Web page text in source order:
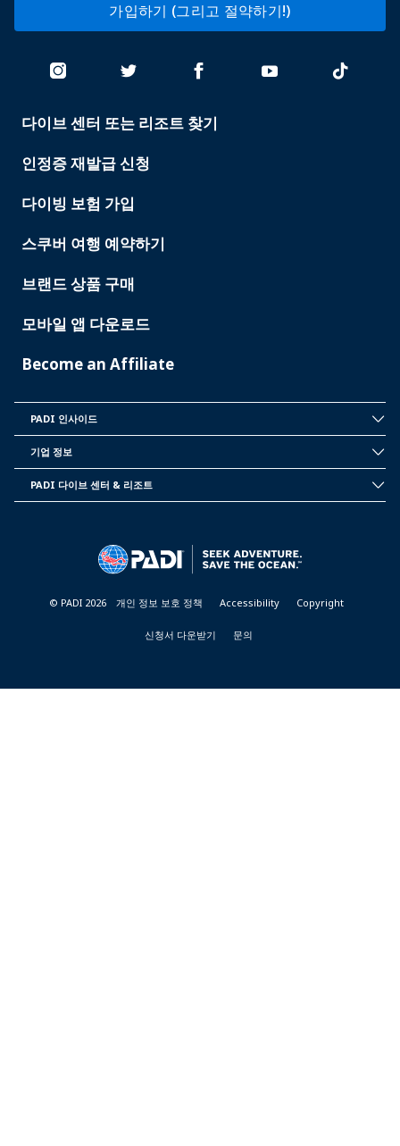
가입하기 (그리고 절약하기!)
PADI
다이브 센터 또는 리조트 찾기
인정증 재발급 신청
다이빙 보험 가입
스쿠버 여행 예약하기
브랜드 상품 구매
모바일 앱 다운로드
Become an Affiliate
PADI
PADI 인사이드
INFORMATION
기업 정보
PADI 다이브 센터 & 리조트
© PADI 2026 개인 정보 보호 정책 Accessibility Copyright
신청서 다운받기 문의